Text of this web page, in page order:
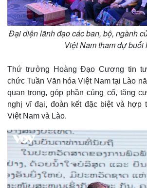
Đại diện lãnh đạo các ban, bộ, ngành
Việt Nam tham dự buổi
Thứ trưởng Hoàng Đạo Cương tin
chức Tuần Văn hóa Việt Nam tại Lào
quan trọng, góp phần củng cố, tăng
nghị vĩ đại, đoàn kết đặc biệt và hợp
Việt Nam và Lào.